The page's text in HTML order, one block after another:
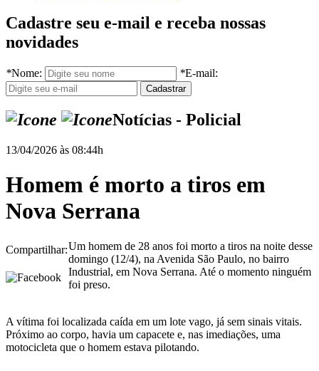
Cadastre seu e-mail e receba nossas
novidades
*Nome: *E-mail:
Notícias - Policial
13/04/2026 às 08:44h
Homem é morto a tiros em
Nova Serrana
Compartilhar:Um homem de 28 anos foi morto a tiros na noite desse
domingo (12/4), na Avenida São Paulo, no bairro
Industrial, em Nova Serrana. Até o momento ninguém
foi preso.
A vítima foi localizada caída em um lote vago, já sem sinais vitais.
Próximo ao corpo, havia um capacete e, nas imediações, uma
motocicleta que o homem estava pilotando.